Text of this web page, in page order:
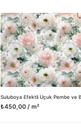
₺450,00 / m²
üretimini ve satışını
biliyor ve evin en kritik
ediyoruz. Bu nedenle
trendlere ayak
da öncü rol
Herhangi bir soru ya
geçebilirsiniz.